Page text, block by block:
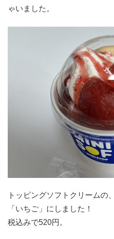
ゃいました。
トッピングソフトクリームの、
「いちご」にしました！
税込みで520円。